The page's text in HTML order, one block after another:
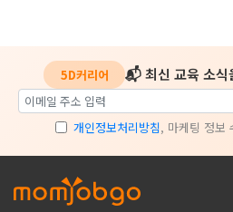
5D커리어 📬 최신 교육 소식
개인정보처리방침, 마케팅 정보